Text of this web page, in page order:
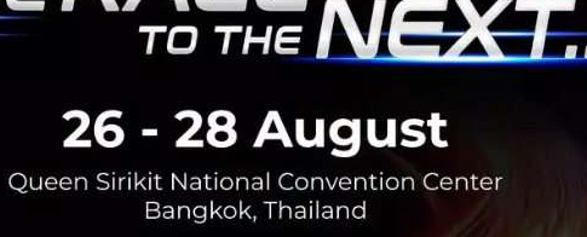
อเนื่อง ส่งให้ ChocoCRM เป็นที่จดจำในฐานะผู้นำในด้าน Marketing
า 2,000 เจ้าให้ความไว้วางใจในการใช้บริการ
chococrm series-c marketing raise-fund choco-card techmatrix-japan
No comment